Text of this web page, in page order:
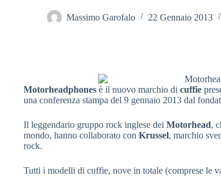
Massimo Garofalo 22 Gennaio 2013
Motorheadphones è il nuovo marchio di cuffie
una conferenza stampa del 9 gennaio 2013 dal
Il leggendario gruppo rock inglese dei Motorhead,
mondo, hanno collaborato con Krussel, marchio
rock.
Tutti i modelli di cuffie, nove in totale (comprese le